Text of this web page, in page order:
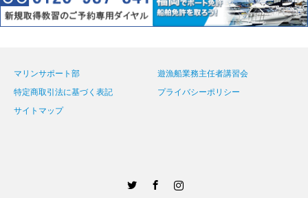
マリンサポート部
遊漁船業務主任者講習会
特定商取引法に基づく表記
プライバシーポリシー
サイトマップ